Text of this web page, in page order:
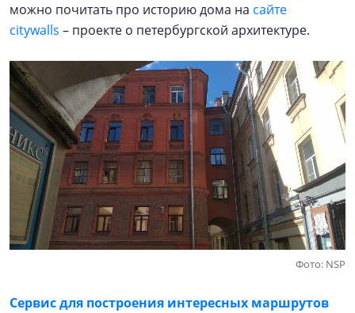
можно почитать про историю дома на сайте
citywalls – проекте о петербургской архитектуре.
Фото: NSP
Сервис для построения интересных маршрутов